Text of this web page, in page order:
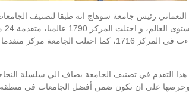
التقدم في تصنيف الجامعة يضاف الي سلسلة
وحرصها علي ان تكون ضمن أفضل الجامعات في